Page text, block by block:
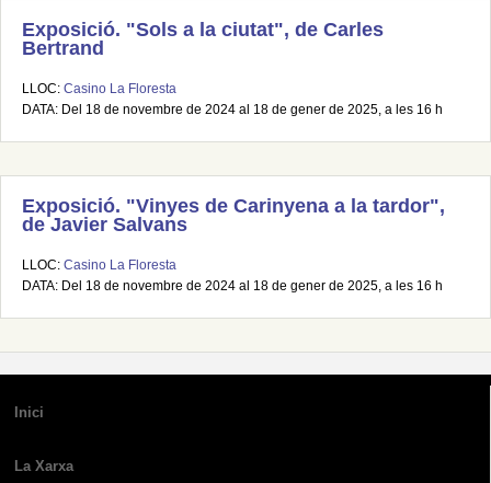
Exposició. "Sols a la ciutat", de Carles
Bertrand
LLOC: Casino La Floresta
DATA: Del 18 de novembre de 2024 al 18 de gener de 2025, a les 16 h
Exposició. "Vinyes de Carinyena a la tardor",
de Javier Salvans
LLOC: Casino La Floresta
DATA: Del 18 de novembre de 2024 al 18 de gener de 2025, a les 16 h
Inici
La Xarxa